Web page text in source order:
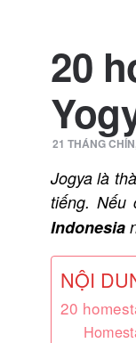
20
21 THÁNG
Jogya là
tiếng.
Indonesia
NỘI
20